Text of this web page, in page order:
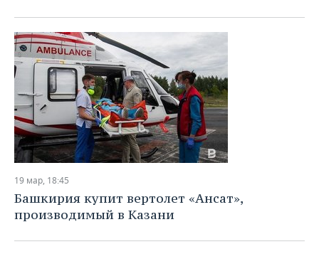
19 мар, 18:45
Башкирия купит вертолет «Ансат»,
производимый в Казани